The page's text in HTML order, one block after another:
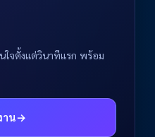
ใจตั้งแต่วินาทีแรก พร้อม
าน→